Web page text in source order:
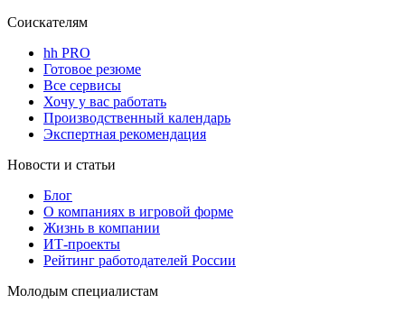
Соискателям
hh PRO
Готовое резюме
Все сервисы
Хочу у вас работать
Производственный календарь
Экспертная рекомендация
Новости и статьи
Блог
О компаниях в игровой форме
Жизнь в компании
ИТ-проекты
Рейтинг работодателей России
Молодым специалистам